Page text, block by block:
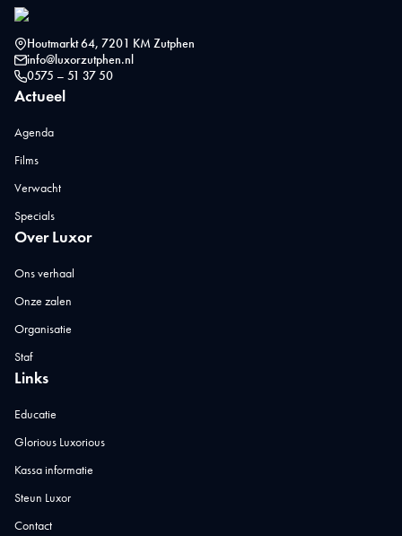
Houtmarkt 64, 7201 KM Zutphen
info@luxorzutphen.nl
0575 – 51 37 50
Actueel
Agenda
Films
Verwacht
Specials
Over Luxor
Ons verhaal
Onze zalen
Organisatie
Staf
Links
Educatie
Glorious Luxorious
Kassa informatie
Steun Luxor
Contact